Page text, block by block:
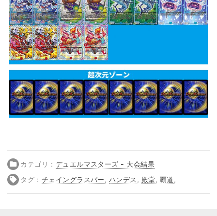
カテゴリ： デュエルマスターズ - 大会結果
タグ： チェイングラスパー , ハンデス , 殿堂, 覇道 ,